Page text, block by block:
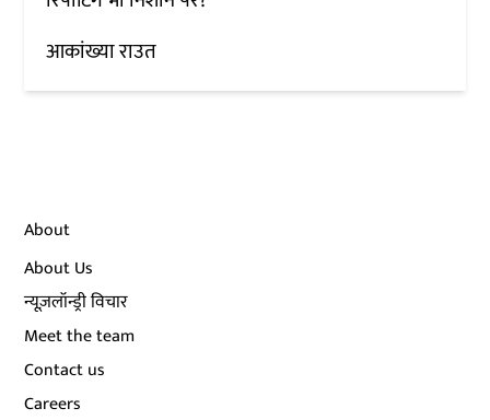
आकांख्या राउत
About
About Us
न्यूज़लॉन्ड्री विचार
Meet the team
Contact us
Careers